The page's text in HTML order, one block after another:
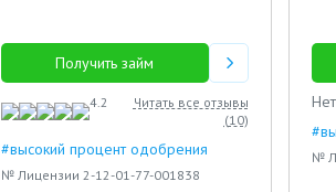
Получить займ
4.2
Читать все отзывы
(10)
#высокий процент одобрения
№ Лицензии 2-12-01-77-001838
№